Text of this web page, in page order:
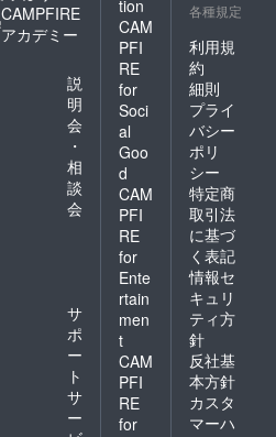
CAMPFIRE
アカデミー
説
明
会
・
相
談
会
サ
ポ
ー
ト
サ
ー
tion
CAM
PFI
RE
for
Soci
al
Goo
d
CAM
PFI
RE
for
Ente
rtain
men
t
CAM
PFI
RE
for
各種規定
利用規
約
細則
プライ
バシー
ポリ
シー
特定商
取引法
に基づ
く表記
情報セ
キュリ
ティ方
針
反社基
本方針
カスタ
マーハ